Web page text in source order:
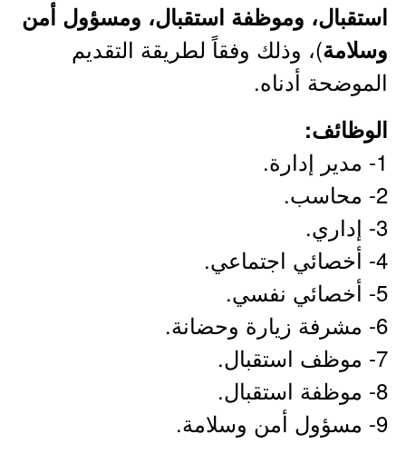
استقبال، وموظفة استقبال، ومسؤول أمن
وسلامة)، وذلك وفقاً لطريقة التقديم
الموضحة أدناه.
الوظائف:
1- مدير إدارة.
2- محاسب.
3- إداري.
4- أخصائي اجتماعي.
5- أخصائي نفسي.
6- مشرفة زيارة وحضانة.
7- موظف استقبال.
8- موظفة استقبال.
9- مسؤول أمن وسلامة.